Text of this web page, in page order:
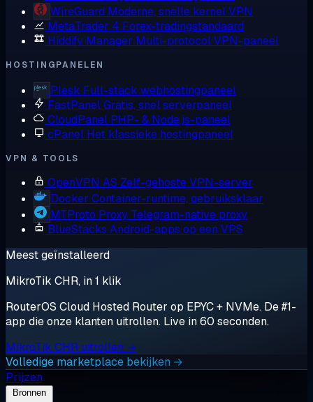
WireGuard Moderne, snelle kernel VPN
MetaTrader 4 Forex-tradingstandaard
Hiddify Manager Multi-protocol VPN-paneel
HOSTINGPANELEN
Plesk Full-stack webhostingpaneel
FastPanelGratis, snel serverpaneel
CloudPanel PHP- & Node.js-paneel
cPanel Het klassieke hostingpaneel
VPN & TOOLS
OpenVPN AS Zelf-gehoste VPN-server
Docker Container-runtime, gebruiksklaar
MTProto Proxy Telegram-native proxy
BlueStacks Android-apps op een VPS
Meest geïnstalleerd
MikroTik CHR, in 1 klik
RouterOS Cloud Hosted Router op EPYC + NVMe. De #1-
app die onze klanten uitrollen. Live in 60 seconden.
MikroTik CHR uitrollen →
Volledige marketplace bekijken →
Prijzen